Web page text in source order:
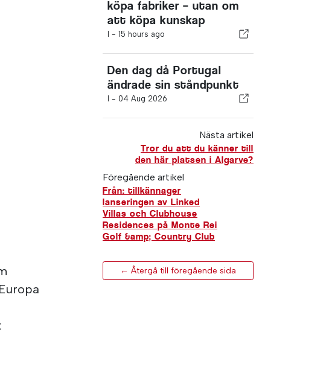
köpa fabriker – utan om
att köpa kunskap
I - 15 hours ago
Den dag då Portugal
ändrade sin ståndpunkt
I - 04 Aug 2026
Nästa artikel
Tror du att du känner till
den här platsen i Algarve?
Föregående artikel
Från: tillkännager
lanseringen av Linked
Villas och Clubhouse
Residences på Monte Rei
Golf &amp; Country Club
← Återgå till föregående sida